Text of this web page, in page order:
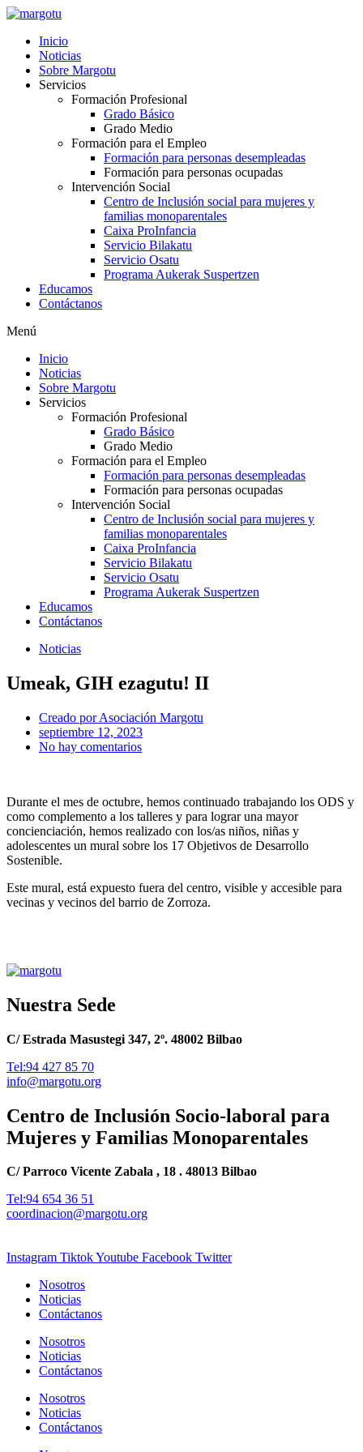
Ir
contenido
Inicio
Noticias
Sobre Margotu
Servicios
Formación Profesional
Grado Básico
Grado Medio
Formación para el Empleo
Formación para personas desempleadas
Formación para personas ocupadas
Intervención Social
Centro de Inclusión social para mujeres y
familias monoparentales
Caixa ProInfancia
Servicio Bilakatu
Servicio Osatu
Programa Aukerak Suspertzen
Educamos
Contáctanos
Menú
Inicio
Noticias
Sobre Margotu
Servicios
Formación Profesional
Grado Básico
Grado Medio
Formación para el Empleo
Formación para personas desempleadas
Formación para personas ocupadas
Intervención Social
Centro de Inclusión social para mujeres y
familias monoparentales
Caixa ProInfancia
Servicio Bilakatu
Servicio Osatu
Programa Aukerak Suspertzen
Educamos
Contáctanos
Noticias
Umeak, GIH ezagutu! II
Creado porAsociación Margotu
septiembre 12, 2023
No hay comentarios
Durante el mes de octubre, hemos continuado trabajando los ODS y
como complemento a los talleres y para lograr una mayor
concienciación, hemos realizado con los/as niños, niñas y
adolescentes un mural sobre los 17 Objetivos de Desarrollo
Sostenible.
Este mural, está expuesto fuera del centro, visible y accesible para
vecinas y vecinos del barrio de Zorroza.
Nuestra Sede
C/ Estrada Masustegi 347, 2º. 48002 Bilbao
Tel:94 427 85 70
info@margotu.org
Centro de Inclusión Socio-laboral para
Mujeres y Familias Monoparentales
C/ Parroco Vicente Zabala , 18 . 48013 Bilbao
Tel:94 654 36 51
coordinacion@margotu.org
Instagram TiktokYoutube Facebook Twitter
Nosotros
Noticias
Contáctanos
Nosotros
Noticias
Contáctanos
Nosotros
Noticias
Contáctanos